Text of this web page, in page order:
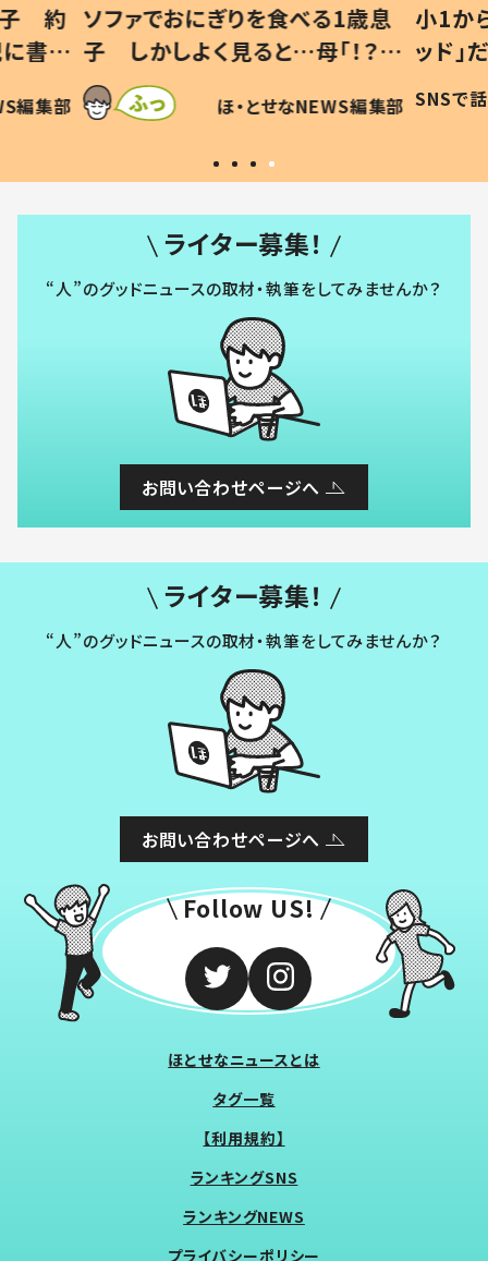
歳息
？」
編集部
小1から不登校、息子は「ギフテ
ッド」だった 父が“ウチ給食”を
作り続ける理由とは #令和の親
#令和の子
SNSで話題 ほ・とせなNEWS編集部
ひ孫
が、抱
「涙
い」
ライター募集！
“人”のグッドニュースの取材・執筆をしてみませんか？
お問い合わせページへ
ライター募集！
“人”のグッドニュースの取材・執筆をしてみませんか？
お問い合わせページへ
Follow US!
ほとせなニュースとは
タグ一覧
【利用規約】
ランキングSNS
ランキングNEWS
プライバシーポリシー